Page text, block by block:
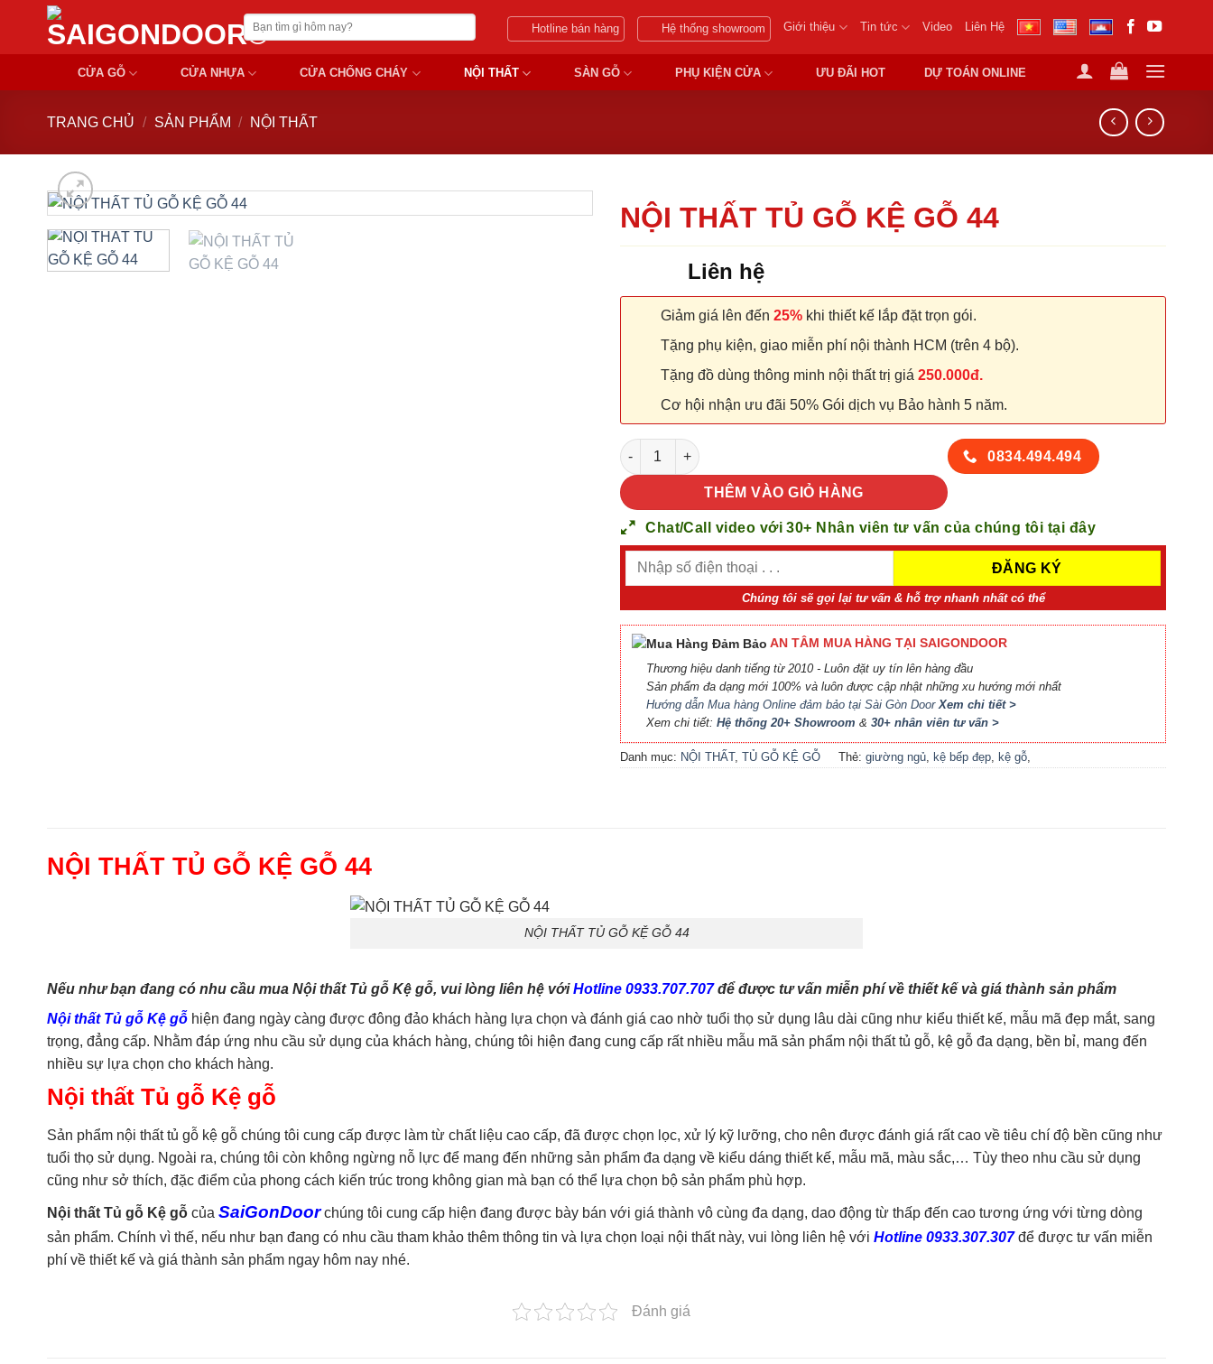
Chuyển
nội
Tìm
kiếm:
Hotline bán hàng Hệ thống showroom Giới thiệu Tin tức Video Liên Hệ
CỬA GỖ CỬA NHỰA CỬA CHỐNG CHÁY NỘI THẤT SÀN GỖ PHỤ KIỆN CỬA ƯU ĐÃI HOT DỰ TOÁN ONLINE
TRANG CHỦ / SẢN PHẨM / NỘI THẤT
NỘI THẤT TỦ GỖ KỆ GỖ 44
Liên hệ
Giảm giá lên đến 25% khi thiết kế lắp đặt trọn gói.
Tặng phụ kiện, giao miễn phí nội thành HCM (trên 4 bộ).
Tặng đồ dùng thông minh nội thất trị giá 250.000đ.
Cơ hội nhận ưu đãi 50% Gói dịch vụ Bảo hành 5 năm.
NỘI THẤT TỦ GỖ KỆ GỖ 44 số lượng
THÊM VÀO GIỎ HÀNG
0834.494.494
Chat/Call video với 30+ Nhân viên tư vấn của chúng tôi tại đây
Chúng tôi sẽ gọi lại tư vấn & hỗ trợ nhanh nhất có thể
AN TÂM MUA HÀNG TẠI SAIGONDOOR
Thương hiệu danh tiếng từ 2010 - Luôn đặt uy tín lên hàng đầu
Sản phẩm đa dạng mới 100% và luôn được cập nhật những xu hướng mới nhất
Hướng dẫn Mua hàng Online đảm bảo tại Sài Gòn DoorXem chi tiết >
Xem chi tiết: Hệ thống 20+ Showroom & 30+ nhân viên tư vấn >
Danh mục: NỘI THẤT, TỦ GỖ KỆ GỖ Thẻ: giường ngủ, kệ bếp đẹp, kệ gỗ,
NỘI THẤT TỦ GỖ KỆ GỖ 44
NỘI THẤT TỦ GỖ KỆ GỖ 44
Nếu như bạn đang có nhu cầu mua Nội thất Tủ gỗ Kệ gỗ, vui lòng liên hệ vớiHotline 0933.707.707để được tư vấn miễn phí về thiết kế và giá thành sản phẩm
Nội thất Tủ gỗ Kệ gỗ hiện đang ngày càng được đông đảo khách hàng lựa chọn và đánh giá cao nhờ tuổi thọ sử dụng lâu dài cũng như kiểu thiết kế, mẫu mã đẹp mắt, sang
trọng, đẳng cấp. Nhằm đáp ứng nhu cầu sử dụng của khách hàng, chúng tôi hiện đang cung cấp rất nhiều mẫu mã sản phẩm nội thất tủ gỗ, kệ gỗ đa dạng, bền bỉ, mang đến
nhiều sự lựa chọn cho khách hàng.
Nội thất Tủ gỗ Kệ gỗ
Sản phẩm nội thất tủ gỗ kệ gỗ chúng tôi cung cấp được làm từ chất liệu cao cấp, đã được chọn lọc, xử lý kỹ lưỡng, cho nên được đánh giá rất cao về tiêu chí độ bền cũng như
tuổi thọ sử dụng. Ngoài ra, chúng tôi còn không ngừng nỗ lực để mang đến những sản phẩm đa dạng về kiểu dáng thiết kế, mẫu mã, màu sắc,… Tùy theo nhu cầu sử dụng
cũng như sở thích, đặc điểm của phong cách kiến trúc trong không gian mà bạn có thể lựa chọn bộ sản phẩm phù hợp.
Nội thất Tủ gỗ Kệ gỗ của SaiGonDoorchúng tôi cung cấp hiện đang được bày bán với giá thành vô cùng đa dạng, dao động từ thấp đến cao tương ứng với từng dòng
sản phẩm. Chính vì thế, nếu như bạn đang có nhu cầu tham khảo thêm thông tin và lựa chọn loại nội thất này, vui lòng liên hệ với Hotline 0933.307.307để được tư vấn miễn
phí về thiết kế và giá thành sản phẩm ngay hôm nay nhé.
Đánh giá